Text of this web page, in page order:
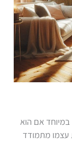
אם הוא
עצמו מתמודד